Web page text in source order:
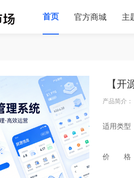
首页 官方商城 主
【
产品简介
适用类型
价 格